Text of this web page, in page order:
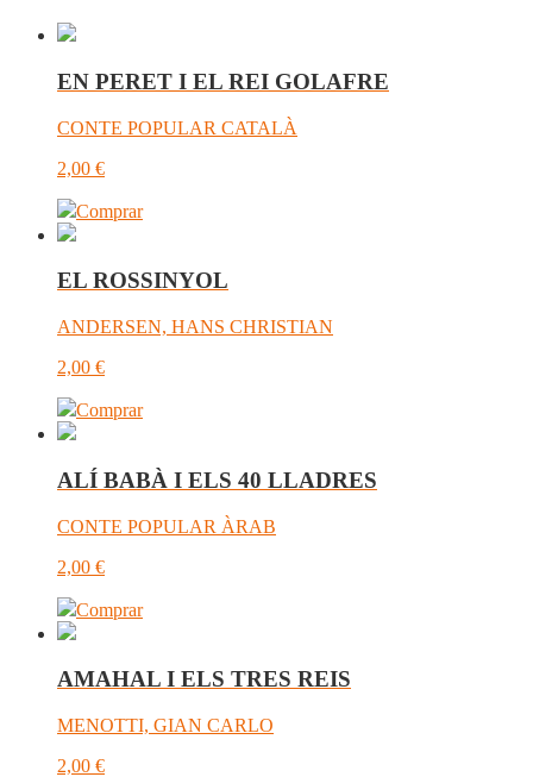
EN PERET I EL REI GOLAFRE
CONTE POPULAR CATALÀ
2,00 €
Comprar
EL ROSSINYOL
ANDERSEN, HANS CHRISTIAN
2,00 €
Comprar
ALÍ BABÀ I ELS 40 LLADRES
CONTE POPULAR ÀRAB
2,00 €
Comprar
AMAHAL I ELS TRES REIS
MENOTTI, GIAN CARLO
2,00 €